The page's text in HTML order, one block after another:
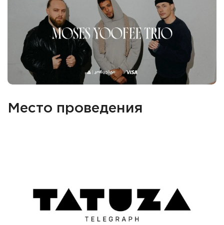
Место проведения